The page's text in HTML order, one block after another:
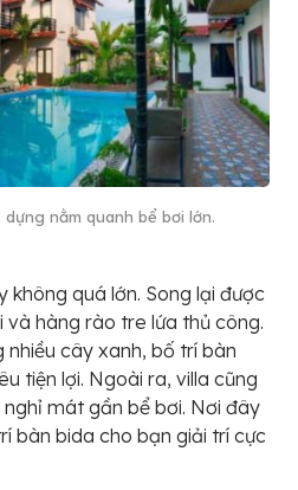
nằm quanh bể bơi lớn.
không quá lớn. Song lại được
và hàng rào tre lứa thủ công.
cây xanh, bố trí bàn
tiện lợi. Ngoài ra, villa cũng
mát gần bể bơi. Nơi đây
bàn bida cho bạn giải trí cực